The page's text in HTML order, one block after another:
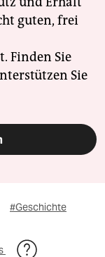
guten, frei
Finden Sie
Sie
#Geschichte